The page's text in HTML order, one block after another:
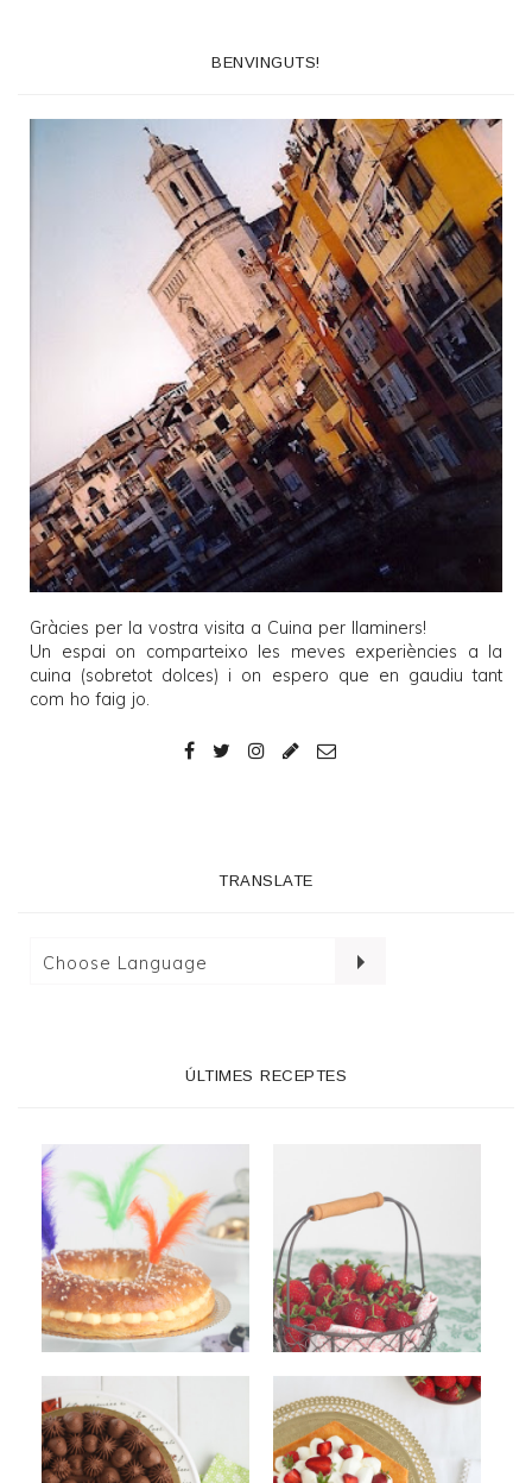
BENVINGUTS!
Gràcies per la vostra visita a Cuina per llaminers!
Un espai on comparteixo les meves experiències a la
cuina (sobretot dolces) i on espero que en gaudiu tant
com ho faig jo.
TRANSLATE
ÚLTIMES RECEPTES